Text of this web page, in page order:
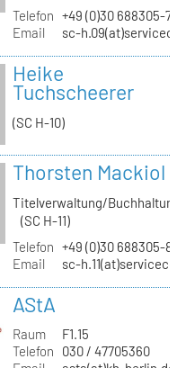
Telefon +49 (0)30 688305-
Email
sc-
Heike
Tuchscheerer
(SC H-10)
Thorsten Mackiol
Titelverwaltung/
(SC H-11)
Telefon +49 (0)30 688305-
Email
sc-
AStA
Raum
F1.15
Telefon
030 / 47705360